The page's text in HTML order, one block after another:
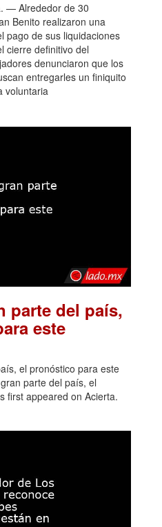
— Alrededor de 30
Benito realizaron una
pago de sus liquidaciones
cierre definitivo del
denunciaron que los
entregarles un finiquito
voluntaria
parte del país,
este
el pronóstico para este
parte del país, el
first appeared on Acierta.